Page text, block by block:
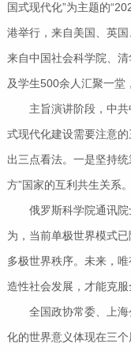
国式现代化”为主题的
港举行，来自美国、英
来自中国社会科学院、
及学生500余人汇聚一堂
主旨演讲阶段，中共
式现代化建设需要注意
出三点看法。一是坚持
方”国家的互利共生关系
俄罗斯科学院通讯院
为，当前单极世界模式
多极世界秩序。未来，
造性社会发展，才能克服
全国政协常委、上海
化的世界意义体现在三